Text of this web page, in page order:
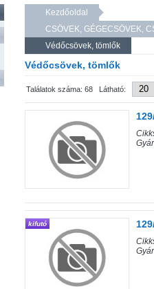
Kezdőoldal
CSÖVEK, GÉGECSÖVEK,
Védőcsövek, tömlők
Védőcsövek, tömlők
Találatok száma: 68 Látható:
kifutó